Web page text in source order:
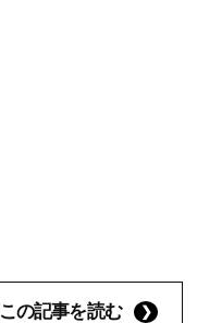
この記事を読む